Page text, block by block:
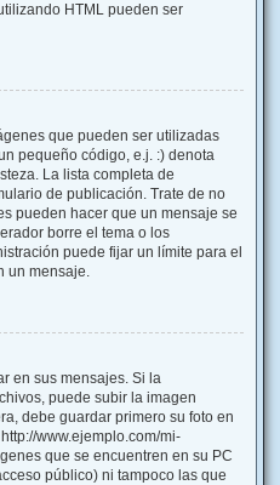
HTML pueden ser
que pueden ser utilizadas
pequeño código, e.j. :) denota
La lista completa de
de publicación. Trate de no
pueden hacer que un mensaje se
borre el tema o los
puede fijar un límite para el
un mensaje.
en sus mensajes. Si la
puede subir la imagen
debe guardar primero su foto en
www.ejemplo.com/mi-
que se encuentren en su PC
público) ni tampoco las que